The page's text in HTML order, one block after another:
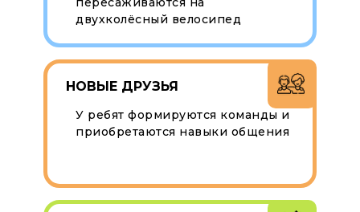
двухколёсный велосипед
НОВЫЕ ДРУЗЬЯ
У ребят формируются команды и
приобретаются навыки общения